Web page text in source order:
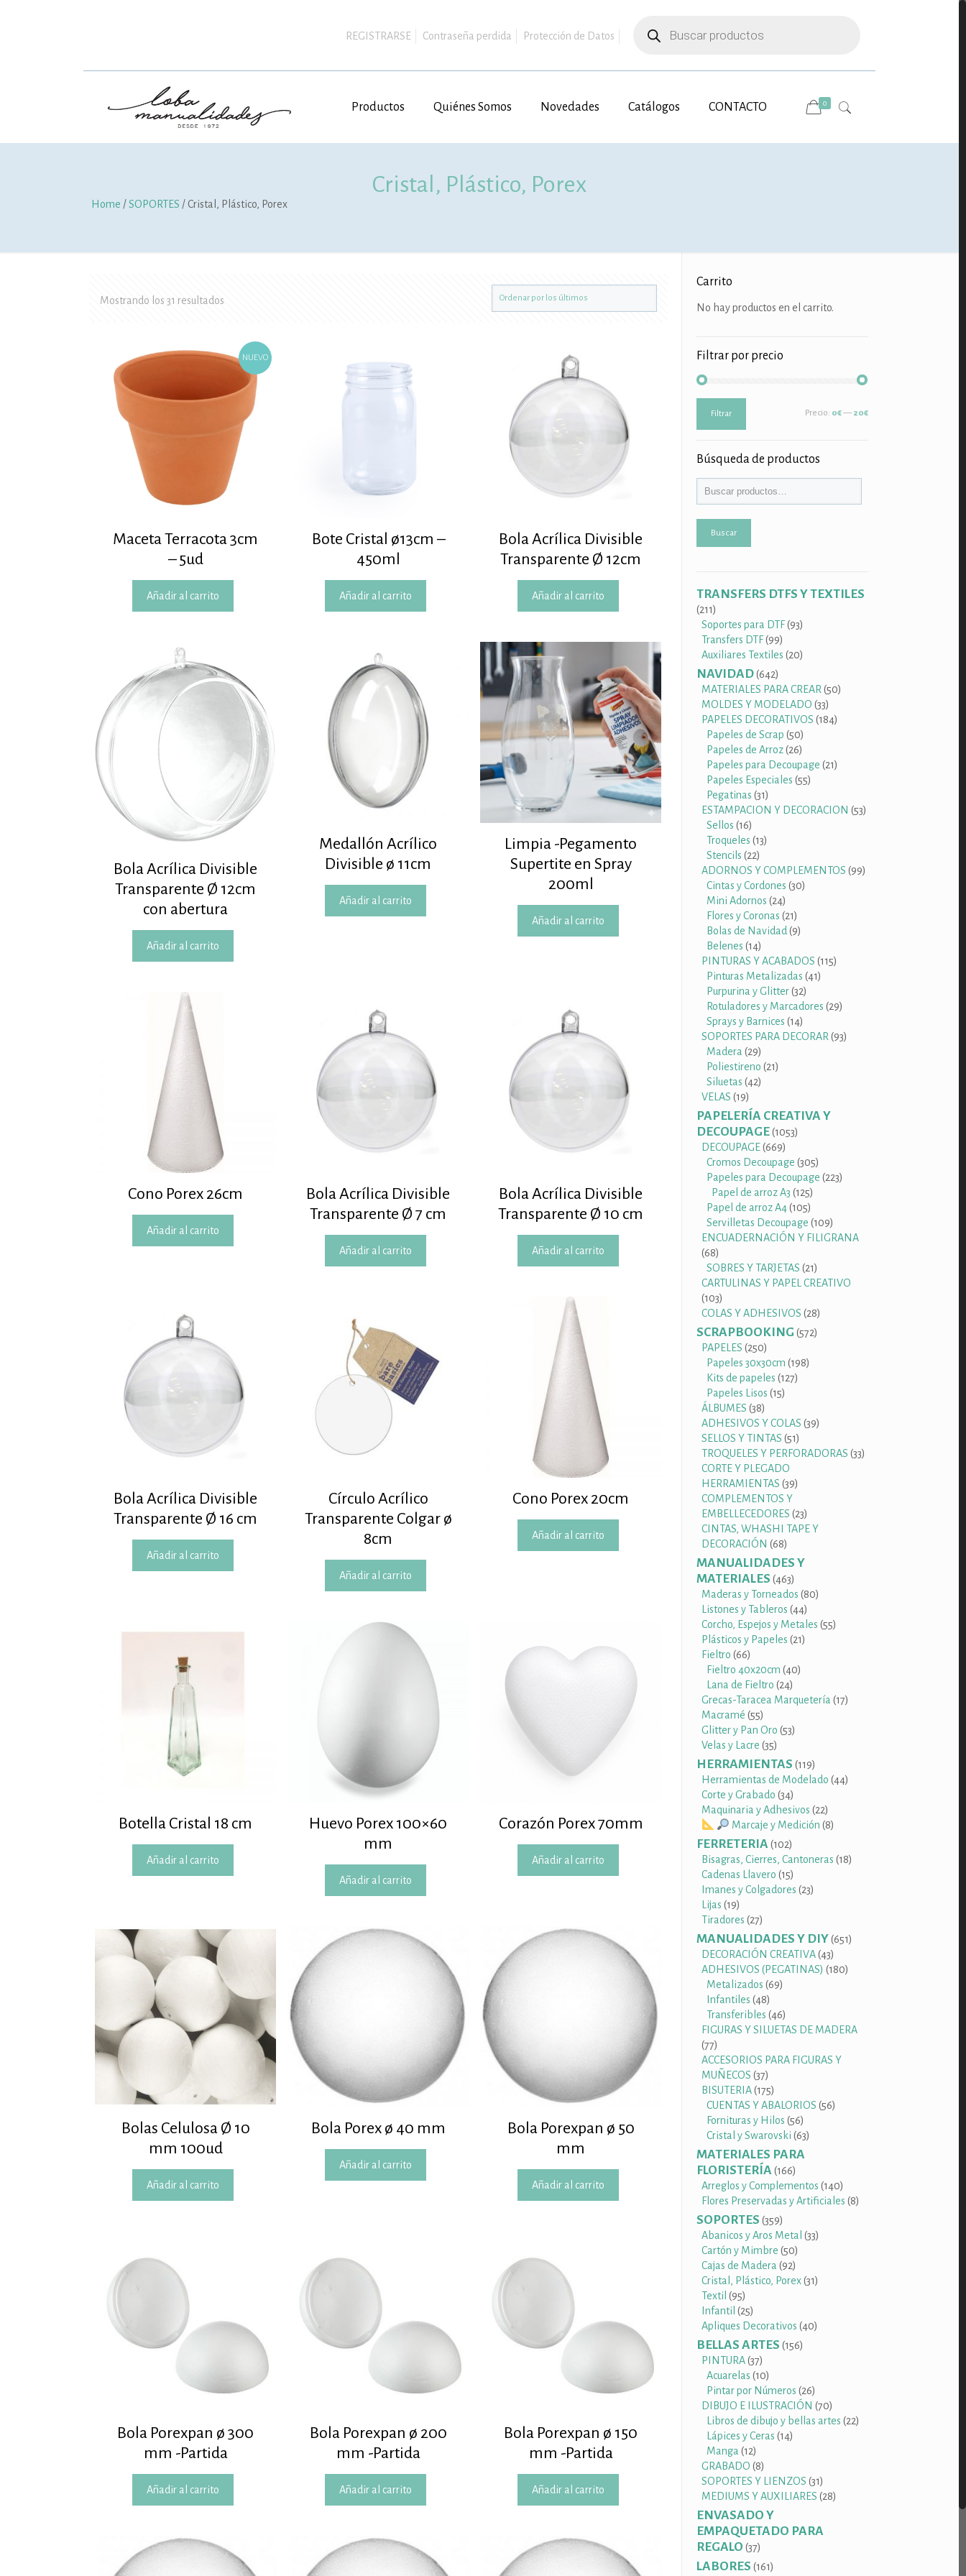
REGISTRARSE Contraseña perdida Protección de Datos
productos
Productos Quiénes Somos Novedades Catálogos CONTACTO 0
Cristal, Plástico, Porex
Home /SOPORTES / Cristal, Plástico, Porex
Mostrando los 31 resultados
NUEVO
Maceta Terracota 3cm
– 5ud
Añadir al carrito
Bote Cristal ø13cm –
450ml
Añadir al carrito
Bola Acrílica Divisible
Transparente Ø 12cm
Añadir al carrito
Bola Acrílica Divisible
Transparente Ø 12cm
con abertura
Añadir al carrito
Medallón Acrílico
Divisible ø 11cm
Añadir al carrito
Limpia -Pegamento
Supertite en Spray
200ml
Añadir al carrito
Cono Porex 26cm
Añadir al carrito
Bola Acrílica Divisible
Transparente Ø 7 cm
Añadir al carrito
Bola Acrílica Divisible
Transparente Ø 10 cm
Añadir al carrito
Bola Acrílica Divisible
Transparente Ø 16 cm
Añadir al carrito
Círculo Acrílico
Transparente Colgar ø
8cm
Añadir al carrito
Cono Porex 20cm
Añadir al carrito
Botella Cristal 18 cm
Añadir al carrito
Huevo Porex 100×60
mm
Añadir al carrito
Corazón Porex 70mm
Añadir al carrito
Bolas Celulosa Ø 10
mm 100ud
Añadir al carrito
Bola Porex ø 40 mm
Añadir al carrito
Bola Porexpan ø 50
mm
Añadir al carrito
Bola Porexpan ø 300
mm -Partida
Añadir al carrito
Bola Porexpan ø 200
mm -Partida
Añadir al carrito
Bola Porexpan ø 150
mm -Partida
Añadir al carrito
Carrito
No hay productos en el carrito.
Filtrar por precio
Filtrar Precio: 0€— 20€
Búsqueda de productos
Buscar
TRANSFERS DTFS Y TEXTILES
211211
productos
Soportes para DTF 9393
Transfers DTF 9999
productos
Auxiliares Textiles 2020
NAVIDAD 642642
productos
MATERIALES PARA CREAR 5050
MOLDES Y MODELADO 3333
productos
PAPELES DECORATIVOS 184184
Papeles de Scrap 5050
productos
Papeles de Arroz 2626
productos
Papeles para Decoupage 2121
Papeles Especiales 5555
Pegatinas 3131
productos
ESTAMPACION Y DECORACION 5353
Sellos 1616
productos
Troqueles 1313
Stencils 2222
productos
ADORNOS Y COMPLEMENTOS 9999
Cintas y Cordones 3030
Mini Adornos 2424
productos
Flores y Coronas 2121
productos
Bolas de Navidad 99
Belenes 1414
productos
PINTURAS Y ACABADOS 115115
Pinturas Metalizadas 4141
Purpurina y Glitter 3232
productos
Rotuladores y Marcadores 2929
Sprays y Barnices 1414
productos
SOPORTES PARA DECORAR 9393
Madera 2929
productos
Poliestireno 2121
Siluetas 4242
VELAS 1919
productos
PAPELERÍA CREATIVA Y
DECOUPAGE 10531053
DECOUPAGE 669669
productos
Cromos Decoupage 305305
productos
Papeles para Decoupage 223223
Papel de arroz A3 125125
productos
Papel de arroz A4 105105
productos
Servilletas Decoupage 109109
productos
ENCUADERNACIÓN Y FILIGRANA
6868
productos
SOBRES Y TARJETAS 2121
productos
CARTULINAS Y PAPEL CREATIVO
103103
productos
COLAS Y ADHESIVOS 2828
productos
SCRAPBOOKING 572572
PAPELES 250250
productos
Papeles 30x30cm 198198
Kits de papeles 127127
Papeles Lisos 1515
ÁLBUMES 3838
productos
ADHESIVOS Y COLAS 3939
SELLOS Y TINTAS 5151
productos
TROQUELES Y PERFORADORAS 3333
CORTE Y PLEGADO
HERRAMIENTAS 3939
COMPLEMENTOS Y
EMBELLECEDORES 2323
productos
CINTAS, WHASHI TAPE Y
DECORACIÓN 6868
productos
MANUALIDADES Y
MATERIALES 463463
productos
Maderas y Torneados 8080
Listones y Tableros 4444
productos
Corcho, Espejos y Metales 5555
Plásticos y Papeles 2121
Fieltro 6666
productos
Fieltro 40x20cm 4040
Lana de Fieltro 2424
productos
Grecas-Taracea Marquetería 1717
Macramé 5555
productos
Glitter y Pan Oro 5353
Velas y Lacre 3535
productos
HERRAMIENTAS 119119
productos
Herramientas de Modelado 4444
Corte y Grabado 3434
productos
Maquinaria y Adhesivos 2222
productos
Marcaje y Medición 88
FERRETERIA 102102
productos
Bisagras, Cierres, Cantoneras 1818
Cadenas Llavero 1515
productos
Imanes y Colgadores 2323
Lijas 1919
productos
Tiradores 2727
productos
MANUALIDADES Y DIY 651651
DECORACIÓN CREATIVA 4343
productos
ADHESIVOS (PEGATINAS) 180180
Metalizados 6969
Infantiles 4848
productos
Transferibles 4646
productos
FIGURAS Y SILUETAS DE MADERA
7777
productos
ACCESORIOS PARA FIGURAS Y
MUÑECOS 3737
productos
BISUTERIA 175175
productos
CUENTAS Y ABALORIOS 5656
Fornituras y Hilos 5656
productos
Cristal y Swarovski 6363
MATERIALES PARA
FLORISTERÍA 166166
productos
Arreglos y Complementos 140140
productos
Flores Preservadas y Artificiales 88
SOPORTES 359359
productos
Abanicos y Aros Metal 3333
Cartón y Mimbre 5050
productos
Cajas de Madera 9292
productos
Cristal, Plástico, Porex 3131
Textil 9595
productos
Infantil 2525
productos
Apliques Decorativos 4040
BELLAS ARTES 156156
PINTURA 3737
productos
Acuarelas 1010
productos
Pintar por Números 2626
productos
DIBUJO E ILUSTRACIÓN 7070
productos
Libros de dibujo y bellas artes 2222
Lápices y Ceras 1414
Manga 1212
productos
GRABADO 88
productos
SOPORTES Y LIENZOS 3131
productos
MEDIUMS Y AUXILIARES 2828
ENVASADO Y
EMPAQUETADO PARA
REGALO 3737
productos
LABORES 161161